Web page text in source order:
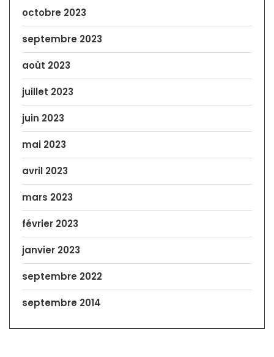
octobre 2023
septembre 2023
août 2023
juillet 2023
juin 2023
mai 2023
avril 2023
mars 2023
février 2023
janvier 2023
septembre 2022
septembre 2014